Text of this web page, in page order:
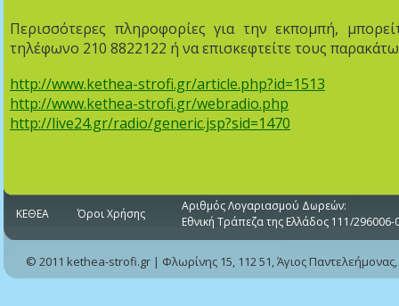
Περισσότερες πληροφορίες για την εκπομπή,
τηλέφωνο 210 8822122 ή να επισκεφτείτε τους
http://www.kethea-strofi.gr/article.php?id=1513
http://www.kethea-strofi.gr/webradio.php
http://live24.gr/radio/generic.jsp?sid=1470
ΚΕΘΕΑ Όροι Χρήσης
Αριθμός Λογαριασμού Δωρεών:
Εθνική Τράπεζα της Ελλάδος 111/296006-
© 2011 kethea-strofi.gr | Φλωρίνης 15, 112 51, Άγιος Παντελεήμονας,